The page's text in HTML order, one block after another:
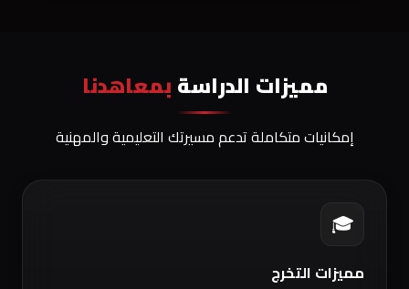
مميزات الدراسة بمعاهدنا
إمكانيات متكاملة تدعم مسيرتك التعليمية والمهنية
🎓
مميزات التخرج